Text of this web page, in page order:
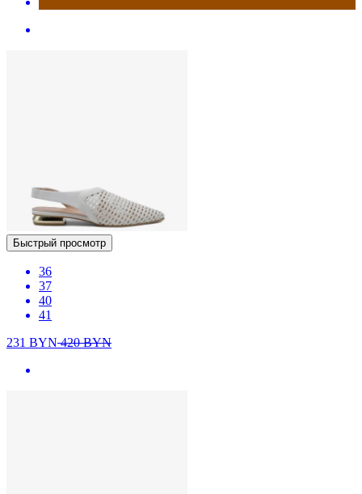
Быстрый просмотр
36
37
40
41
231 BYN420BYN